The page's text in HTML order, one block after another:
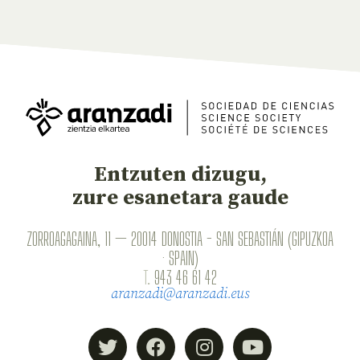
Entzuten dizugu,
zure esanetara gaude
ZORROAGAGAINA, 11 — 20014 DONOSTIA - SAN SEBASTIÁN (GIPUZKOA
· SPAIN)
T. 943 46 61 42
aranzadi@aranzadi.eus